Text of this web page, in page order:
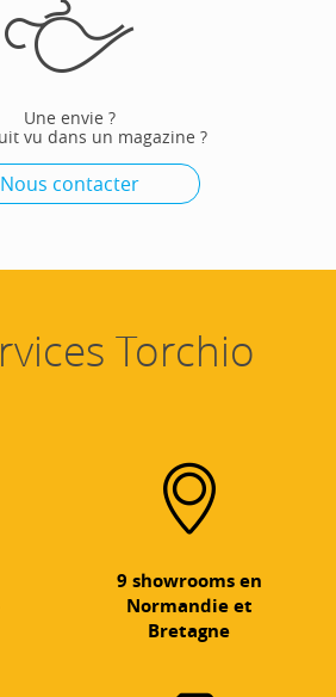
Une envie ?
vu dans un magazine ?
Nous contacter
Torchio
9 showrooms en
Normandie et
Bretagne